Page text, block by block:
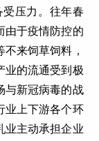
压力。往年春
由于疫情防控的
来饲草饲料，
业的流通受到极
与新冠病毒的战
业上下游各个环
业主动承担企业